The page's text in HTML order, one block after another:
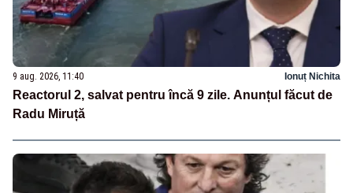
9 aug. 2026, 11:40 Ionuț Nichita
Reactorul 2, salvat pentru încă 9 zile. Anunțul făcut de
Radu Miruță